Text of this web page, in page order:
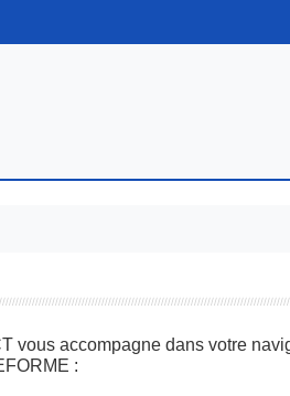
vous accompagne dans votre
: